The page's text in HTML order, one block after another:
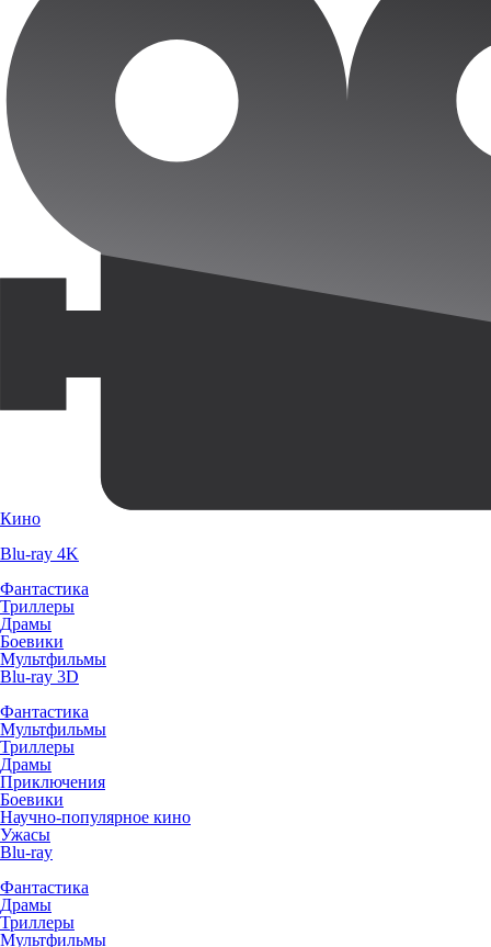
Кино
Blu-ray 4K
Фантастика
Триллеры
Драмы
Боевики
Мультфильмы
Blu-ray 3D
Фантастика
Мультфильмы
Триллеры
Драмы
Приключения
Боевики
Научно-популярное кино
Ужасы
Blu-ray
Фантастика
Драмы
Триллеры
Мультфильмы